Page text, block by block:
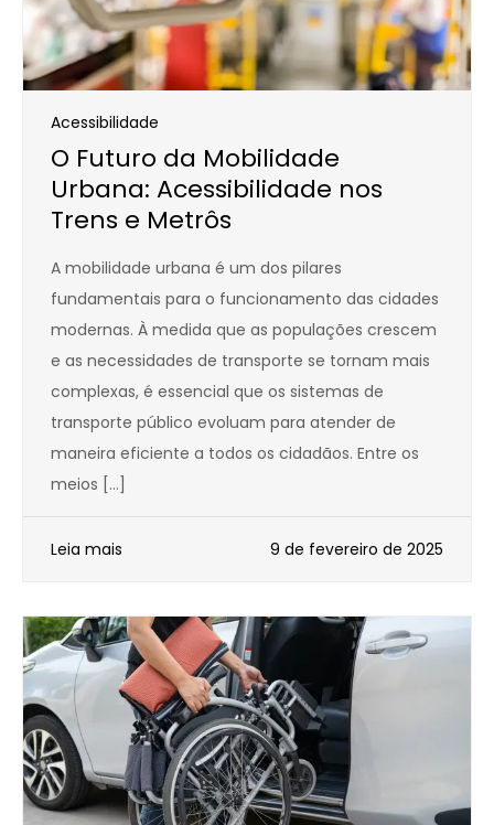
Acessibilidade
O Futuro da Mobilidade
Urbana: Acessibilidade nos
Trens e Metrôs
A mobilidade urbana é um dos pilares
fundamentais para o funcionamento das cidades
modernas. À medida que as populações crescem
e as necessidades de transporte se tornam mais
complexas, é essencial que os sistemas de
transporte público evoluam para atender de
maneira eficiente a todos os cidadãos. Entre os
meios […]
Leia mais 9 de fevereiro de 2025